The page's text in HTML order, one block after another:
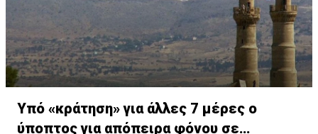
Υπό «κράτηση» για άλλες 7 μέρες ο
ύποπτος για απόπειρα φόνου σε